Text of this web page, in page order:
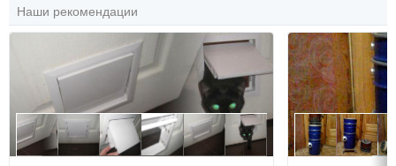
Наши рекомендации